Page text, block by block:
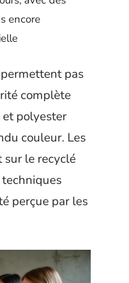
encore
pas
complète
polyester
couleur. Les
le recyclé
perçue par les